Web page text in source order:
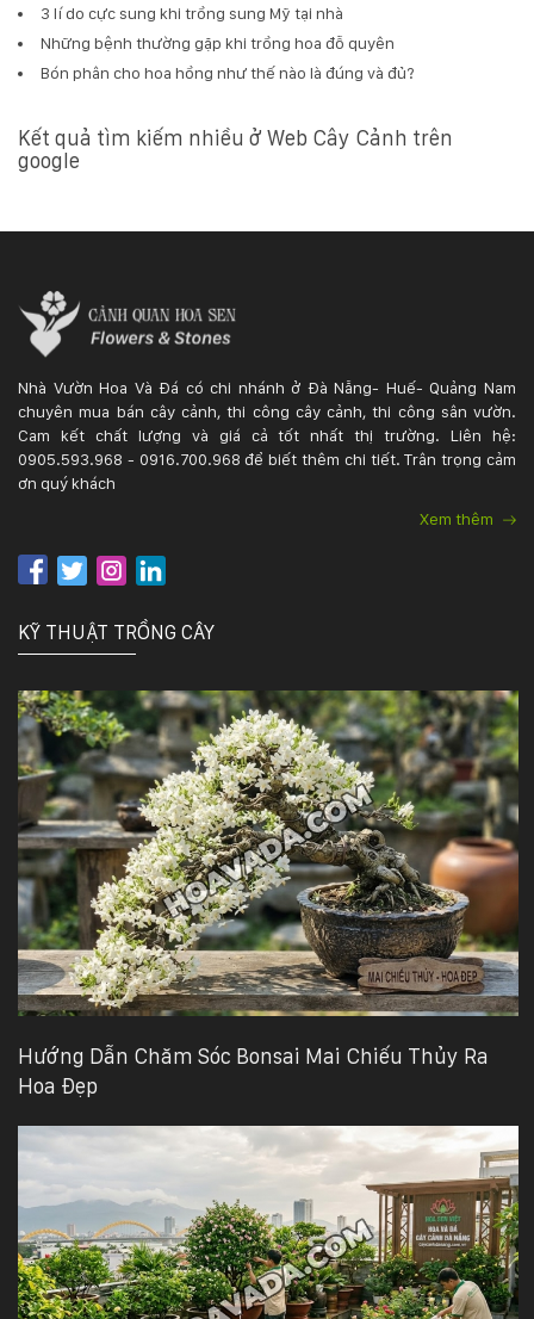
3 lí do cực sung khi trồng sung Mỹ tại nhà
Những bệnh thường gặp khi trồng hoa đỗ quyên
Bón phân cho hoa hồng như thế nào là đúng và đủ?
Kết quả tìm kiếm nhiều ở Web Cây Cảnh trên
google
Nhà Vườn Hoa Và Đá có chi nhánh ở Đà Nẵng- Huế- Quảng Nam
chuyên mua bán cây cảnh, thi công cây cảnh, thi công sân vườn.
Cam kết chất lượng và giá cả tốt nhất thị trường. Liên hệ:
0905.593.968 - 0916.700.968 để biết thêm chi tiết. Trân trọng cảm
ơn quý khách
Xem thêm
KỸ THUẬT TRỒNG CÂY
Hướng Dẫn Chăm Sóc Bonsai Mai Chiếu Thủy Ra
Hoa Đẹp